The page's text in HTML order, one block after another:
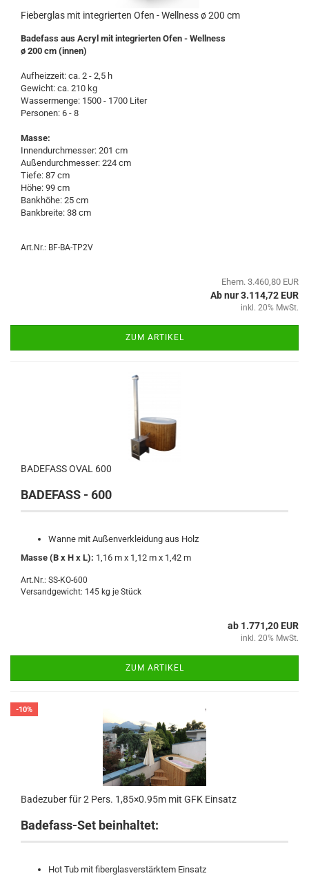
Fieberglas mit integrierten Ofen - Wellness ø 200 cm
Badefass aus Acryl mit integrierten Ofen - Wellness
ø 200 cm (innen)
Aufheizzeit: ca. 2 - 2,5 h
Gewicht: ca. 210 kg
Wassermenge: 1500 - 1700 Liter
Personen: 6 - 8
Masse:
Innendurchmesser: 201 cm
Außendurchmesser: 224 cm
Tiefe: 87 cm
Höhe: 99 cm
Bankhöhe: 25 cm
Bankbreite: 38 cm
Art.Nr.: BF-BA-TP2V
Ehem. 3.460,80 EUR
Ab nur 3.114,72 EUR
inkl. 20% MwSt.
ZUM ARTIKEL
BADEFASS OVAL 600
BADEFASS - 600
Wanne mit Außenverkleidung aus Holz
Masse (B x H x L): 1,16 m x 1,12 m x 1,42 m
Art.Nr.: SS-KO-600
Versandgewicht: 145 kg je Stück
ab 1.771,20 EUR
inkl. 20% MwSt.
ZUM ARTIKEL
-10%
Badezuber für 2 Pers. 1,85×0.95m mit GFK Einsatz
Badefass-Set beinhaltet:
Hot Tub mit fiberglasverstärktem Einsatz